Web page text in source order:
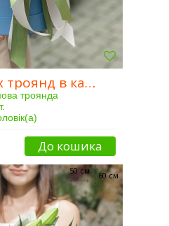
25 кремових троянд в капелюшної коробки
троянда
До кошика
60 см
50 см